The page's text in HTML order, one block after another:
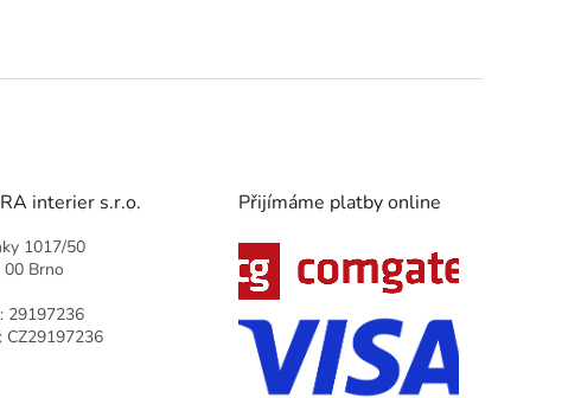
interier s.r.o.
1017/50
00 Brno
29197236
CZ29197236
Přijímáme platby online